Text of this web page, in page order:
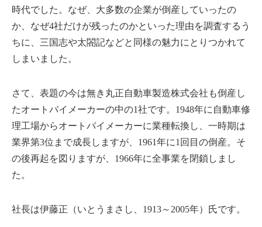
時代でした。なぜ、大多数の企業が倒産していったの
か、なぜ4社だけが残ったのかといった理由を調査するう
ちに、三国志や太閤記などと同様の魅力にとりつかれて
しまいました。
さて、表題の今は無き丸正自動車製造株式会社も倒産し
たオートバイメーカーの中の1社です。1948年に自動車修
理工場からオートバイメーカーに業種転換し、一時期は
業界第3位まで成長しますが、1961年に1回目の倒産。そ
の後再起を図りますが、1966年に全事業を閉鎖しまし
た。
社長は伊藤正（いとうまさし、1913～2005年）氏です。